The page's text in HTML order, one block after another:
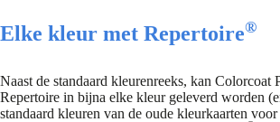
Elke kleur met Repertoire®
Naast de standaard kleurenreeks, kan Colorcoat
Repertoire in bijna elke kleur geleverd worden
standaard kleuren van de oude kleurkaarten